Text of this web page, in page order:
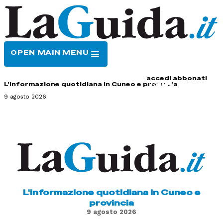
OPEN MAIN MENU
accedi abbonati
L'informazione quotidiana in Cuneo e provincia
9 agosto 2026
L'informazione quotidiana in Cuneo e
provincia
9 agosto 2026